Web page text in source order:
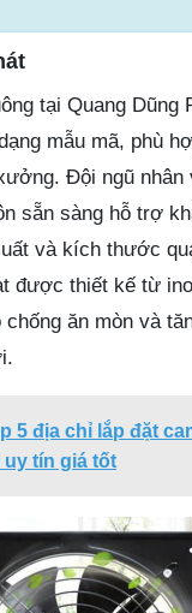
tại Quang Dũng
mẫu mã, phù
Đội ngũ nhân
sẵn sàng hỗ trợ
và kích thước
được thiết kế từ
ăn mòn và
5 địa chỉ lắp đặt
tín giá tốt